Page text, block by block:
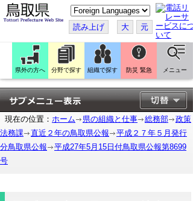
こ
の
ペ
ー
ジ
翻
訳
す
る
読み上げ 大 元
県外の方へ 分野で探す 組織で探す 防災 緊急 メニュー
現在の位置： ホーム 県の組織と仕事 総務部
政策
法務課
直近２年の鳥取県公報
平成２７年５月発行
分鳥取県公報
平成27年5月15日付鳥取県公報第8699
号